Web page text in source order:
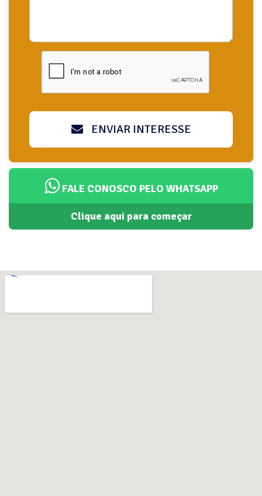
ENVIAR INTERESSE
FALE CONOSCO PELO WHATSAPP
Clique aqui para começar